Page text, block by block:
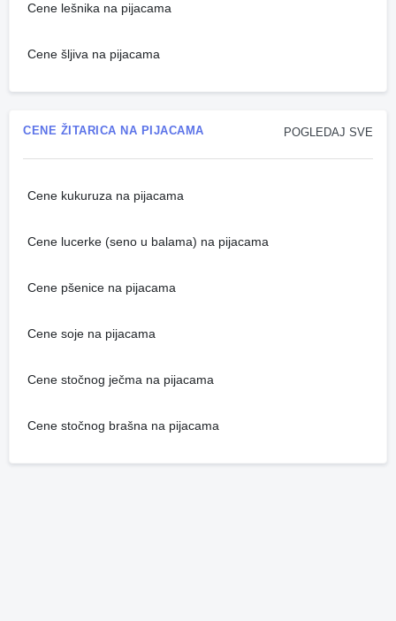
Cene lešnika na pijacama
Cene šljiva na pijacama
POGLEDAJ SVE
CENE ŽITARICA NA PIJACAMA
Cene kukuruza na pijacama
Cene lucerke (seno u balama) na pijacama
Cene pšenice na pijacama
Cene soje na pijacama
Cene stočnog ječma na pijacama
Cene stočnog brašna na pijacama